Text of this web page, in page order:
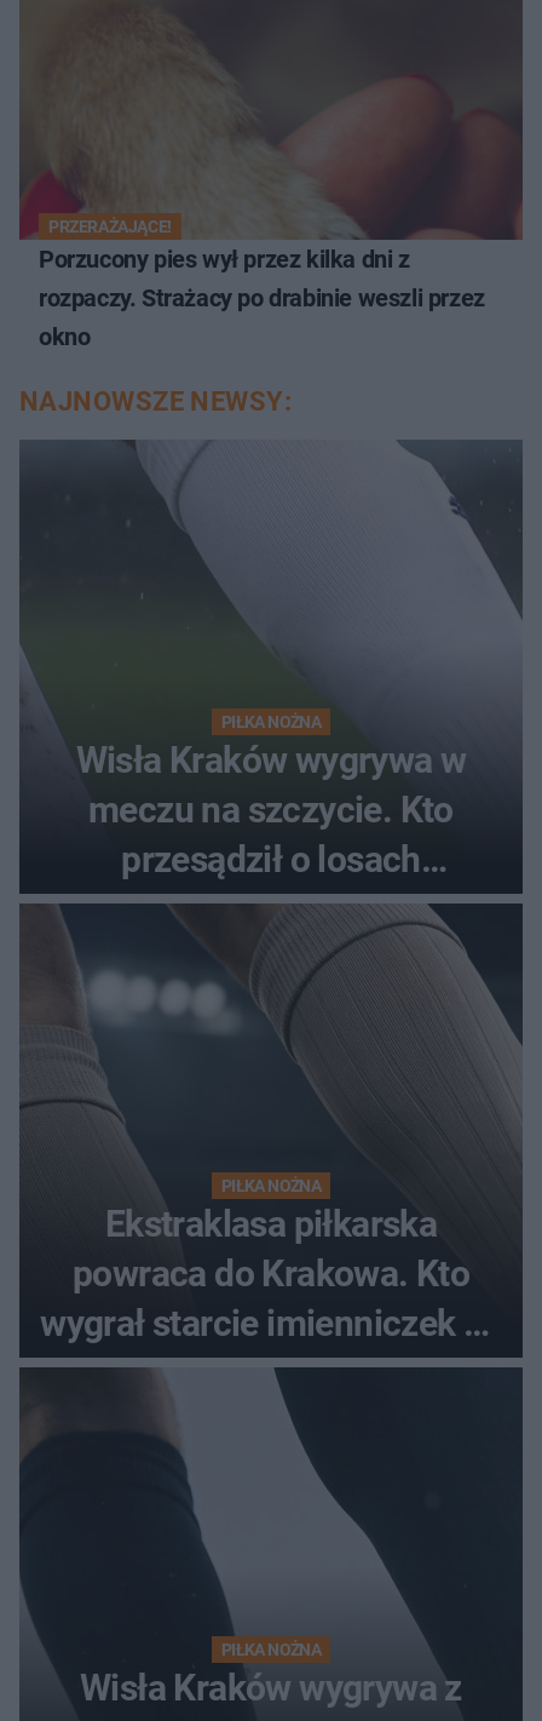
PRZERAŻAJĄCE!
Porzucony pies wył przez kilka dni z
rozpaczy. Strażacy po drabinie weszli przez
okno
NAJNOWSZE NEWSY:
PIŁKA NOŻNA
Wisła Kraków wygrywa w
meczu na szczycie. Kto
przesądził o losach
spotkania?
PIŁKA NOŻNA
Ekstraklasa piłkarska
powraca do Krakowa. Kto
wygrał starcie imienniczek na
pełnym stadionie
PIŁKA NOŻNA
Wisła Kraków wygrywa z